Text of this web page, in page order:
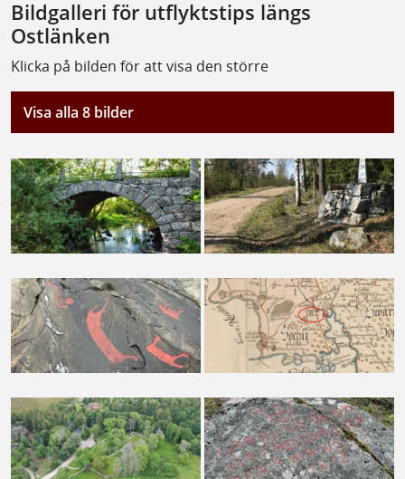
Bildgalleri för utflyktstips längs
Ostlänken
Klicka på bilden för att visa den större
Visa alla 8 bilder